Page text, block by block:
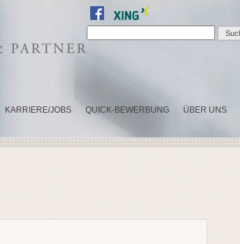
KARRIERE/JOBS QUICK-BEWERBUNG ÜBER UNS